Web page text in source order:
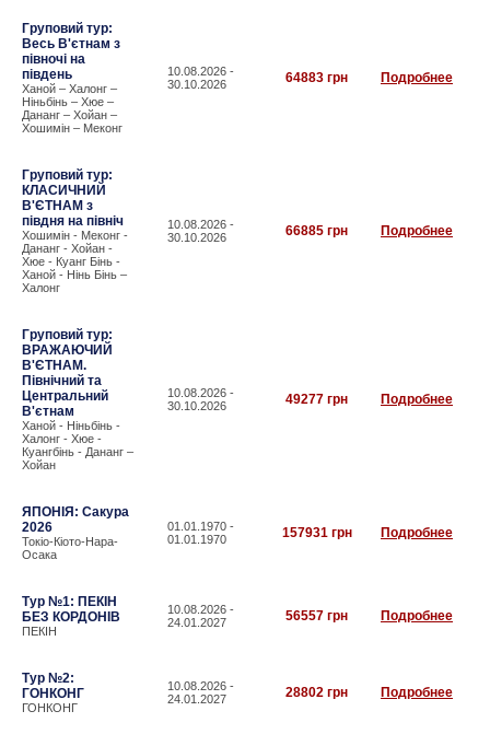
Груповий тур:
Весь В'єтнам з
півночі на
південь
Ханой – Халонг –
Ніньбінь – Хюе –
Дананг – Хойан –
Хошимін – Меконг
10.08.2026 -
30.10.2026
64883 грн Подробнее
Груповий тур:
КЛАСИЧНИЙ
В'ЄТНАМ з
півдня на північ
Хошимін - Меконг -
Дананг - Хойан -
Хюе - Куанг Бінь -
Ханой - Нінь Бінь –
Халонг
10.08.2026 -
30.10.2026
66885 грн Подробнее
Груповий тур:
ВРАЖАЮЧИЙ
В'ЄТНАМ.
Північний та
Центральний
В'єтнам
Ханой - Ніньбінь -
Халонг - Хюе -
Куангбінь - Дананг –
Хойан
10.08.2026 -
30.10.2026
49277 грн Подробнее
ЯПОНІЯ: Сакура
2026
Токіо-Кіото-Нара-
Осака
01.01.1970 -
01.01.1970
157931 грн Подробнее
Тур №1: ПЕКІН
БЕЗ КОРДОНІВ
ПЕКІН
10.08.2026 -
24.01.2027
56557 грн Подробнее
Тур №2:
ГОНКОНГ
ГОНКОНГ
10.08.2026 -
24.01.2027
28802 грн Подробнее